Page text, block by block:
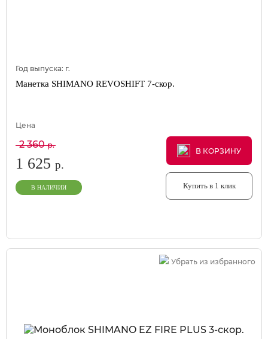
Год выпуска: г.
Манетка SHIMANO REVOSHIFT 7-скор.
Цена
2 360р.
1 625 р.
В НАЛИЧИИ
В КОРЗИНУ
В КОРЗИНУ
В КОРЗИНУ
Купить в 1 клик
Убрать из избранного